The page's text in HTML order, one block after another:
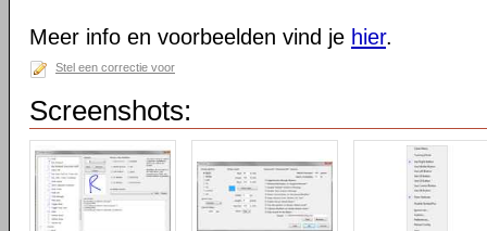
Meer info en voorbeelden vind je hier.
Stel een correctie voor
Screenshots: